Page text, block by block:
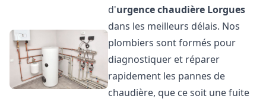
d'urgence chaudière Lorgues
dans les meilleurs délais. Nos
plombiers sont formés pour
diagnostiquer et réparer
rapidement les pannes de
chaudière, que ce soit une fuite